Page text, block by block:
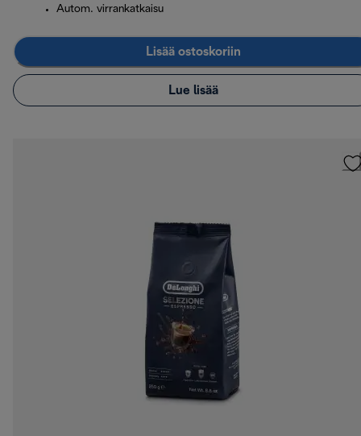
Autom. virrankatkaisu
Lisää ostoskoriin
Lue lisää